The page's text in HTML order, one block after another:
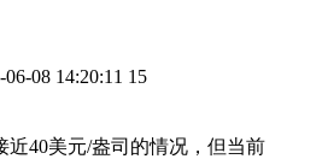
06-08 14:20:11 15
近40美元/盎司的情况，但当前